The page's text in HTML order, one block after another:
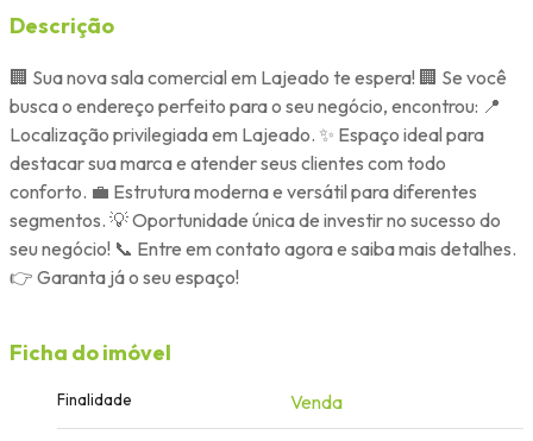
Descrição
🏢 Sua nova sala comercial em Lajeado te espera! 🏢 Se você
busca o endereço perfeito para o seu negócio, encontrou: 📍
Localização privilegiada em Lajeado. ✨ Espaço ideal para
destacar sua marca e atender seus clientes com todo
conforto. 💼 Estrutura moderna e versátil para diferentes
segmentos. 💡 Oportunidade única de investir no sucesso do
seu negócio! 📞 Entre em contato agora e saiba mais detalhes.
👉 Garanta já o seu espaço!
Ficha do imóvel
Finalidade Venda